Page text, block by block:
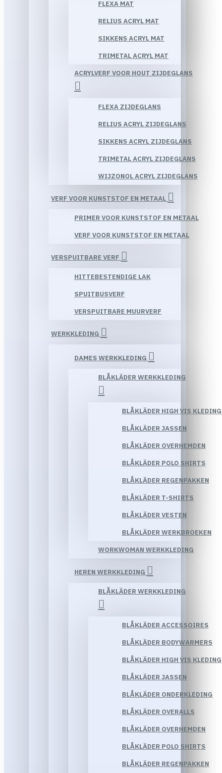
FLEXA MAT
RELIUS ACRYL MAT
SIKKENS ACRYL MAT
TRIMETAL ACRYL MAT
ACRYLVERF VOOR HOUT ZIJDEGLANS
FLEXA ZIJDEGLANS
RELIUS ACRYL ZIJDEGLANS
SIKKENS ACRYL ZIJDEGLANS
TRIMETAL ACRYL ZIJDEGLANS
WIJZONOL ACRYL ZIJDEGLANS
VERF VOOR KUNSTSTOF EN METAAL
PRIMER VOOR KUNSTSTOF EN METAAL
VERF VOOR KUNSTSTOF EN METAAL
VERSPUITBARE VERF
HITTEBESTENDIGE LAK
SPUITBUSVERF
VERSPUITBARE MUURVERF
WERKKLEDING
DAMES WERKKLEDING
BLÅKLÄDER WERKKLEDING
BLÅKLÄDER HIGH VIS KLEDING
BLÅKLÄDER JASSEN
BLÅKLÄDER OVERHEMDEN
BLÅKLÄDER POLO SHIRTS
BLÅKLÄDER REGENPAKKEN
BLÅKLÄDER T-SHIRTS
BLÅKLÄDER VESTEN
BLÅKLÄDER WERKBROEKEN
WORKWOMAN WERKKLEDING
HEREN WERKKLEDING
BLÅKLÄDER WERKKLEDING
BLÅKLÄDER ACCESSOIRES
BLÅKLÄDER BODYWARMERS
BLÅKLÄDER HIGH VIS KLEDING
BLÅKLÄDER JASSEN
BLÅKLÄDER ONDERKLEDING
BLÅKLÄDER OVERALLS
BLÅKLÄDER OVERHEMDEN
BLÅKLÄDER POLO SHIRTS
BLÅKLÄDER REGENPAKKEN